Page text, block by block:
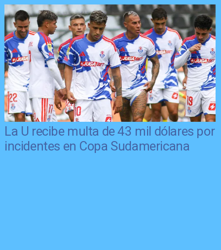
La U recibe multa de 43 mil dólares por
incidentes en Copa Sudamericana